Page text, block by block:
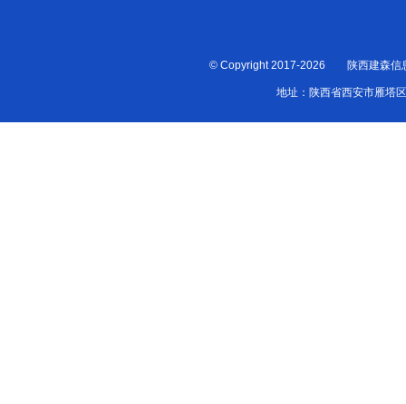
© Copyright 2017-2026 陕西建森
地址：陕西省西安市雁塔